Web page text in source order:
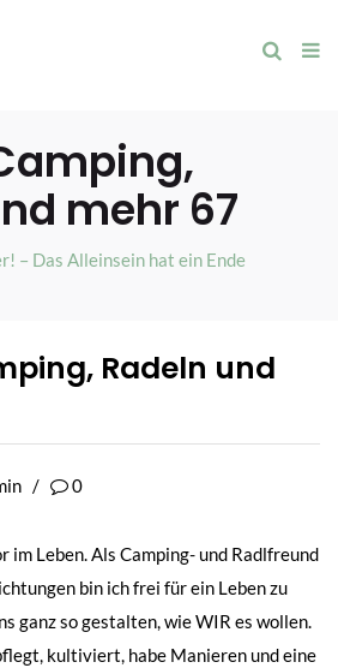
mehr 67
– Das Alleinsein hat ein Ende
Radeln und
/ 0
im Leben. Als Camping- und Radlfreund
bin ich frei für ein Leben zu
ganz so gestalten, wie WIR es wollen.
kultiviert, habe Manieren und eine